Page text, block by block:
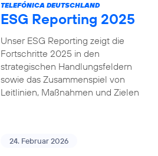
TELEFÓNICA DEUTSCHLAND
ESG Reporting 2025
Unser ESG Reporting zeigt die
Fortschritte 2025 in den
strategischen Handlungsfeldern
sowie das Zusammenspiel von
Leitlinien, Maßnahmen und Zielen
24. Februar 2026